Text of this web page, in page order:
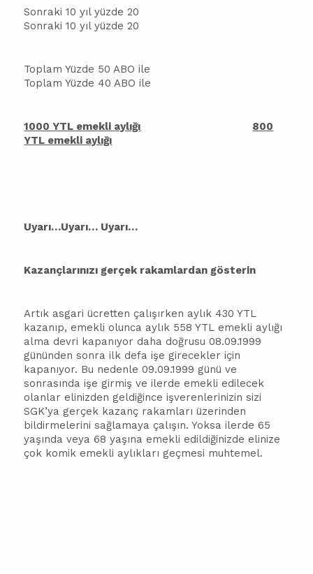
Sonraki 10 yıl yüzde 20
Sonraki 10 yıl yüzde 20
Toplam Yüzde 50 ABO ile
Toplam Yüzde 40 ABO ile
1000 YTL emekli aylığı
800
YTL emekli aylığı
Uyarı…Uyarı… Uyarı…
Kazançlarınızı gerçek rakamlardan gösterin
Artık asgari ücretten çalışırken aylık 430 YTL
kazanıp, emekli olunca aylık 558 YTL emekli aylığı
alma devri kapanıyor daha doğrusu 08.09.1999
gününden sonra ilk defa işe girecekler için
kapanıyor. Bu nedenle 09.09.1999 günü ve
sonrasında işe girmiş ve ilerde emekli edilecek
olanlar elinizden geldiğince işverenlerinizin sizi
SGK’ya gerçek kazanç rakamları üzerinden
bildirmelerini sağlamaya çalışın. Yoksa ilerde 65
yaşında veya 68 yaşına emekli edildiğinizde elinize
çok komik emekli aylıkları geçmesi muhtemel.